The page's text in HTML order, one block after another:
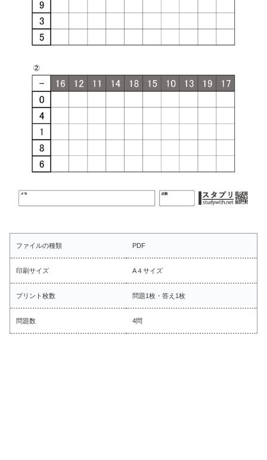
ファイルの種類 PDF
印刷サイズ A４サイズ
プリント枚数 問題1枚・答え1枚
問題数 4問